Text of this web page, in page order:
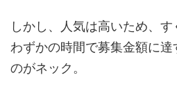
しかし、人気は高いため、
わずかの時間で募集金額に
のがネック。